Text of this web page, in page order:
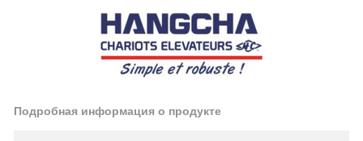
Подробная информация о продукте